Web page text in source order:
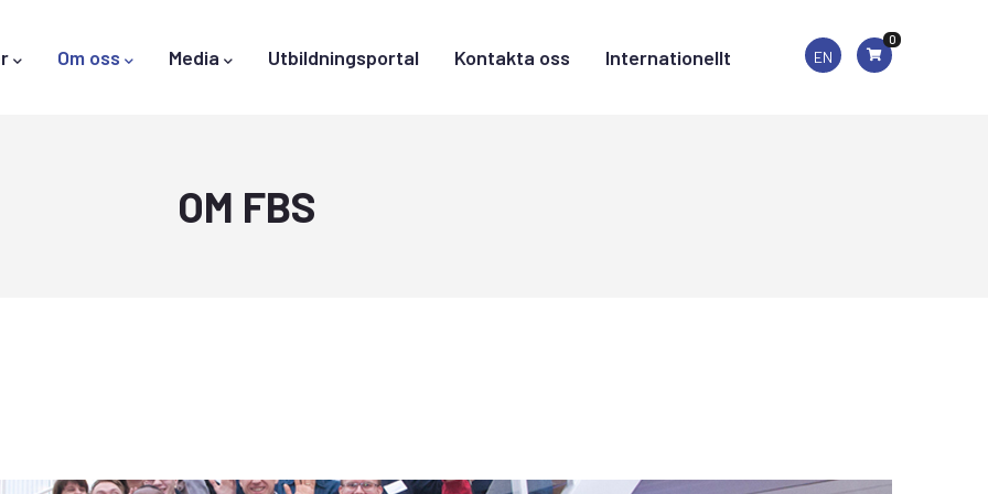
Om oss Media Utbildningsportal Kontakta oss Internationellt EN
0
OM FBS